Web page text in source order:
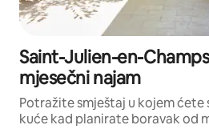
Saint-Julien-en-
mjesečni najam
Potražite smještaj u kojem ćete
kuće kad planirate boravak od